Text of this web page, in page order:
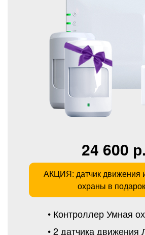
24 600 р.
АКЦИЯ: датчик движения
охраны в
• Контроллер Умная
• 2 датчика